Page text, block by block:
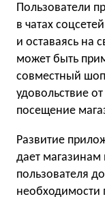
Пользователи
в чатах
и оставаясь на
может быть
совместный
удовольствие
посещение
Развитие
дает магазинам
пользователя
необходимости